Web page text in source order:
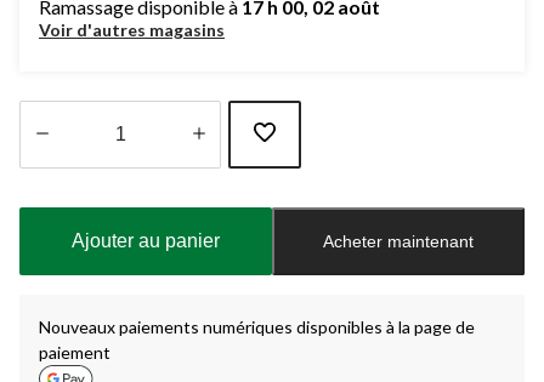
Ramassage disponible à 17 h 00, 02 août
Voir d'autres magasins
à
Ajouter au panier Acheter maintenant
Nouveaux paiements numériques disponibles à la page de
paiement